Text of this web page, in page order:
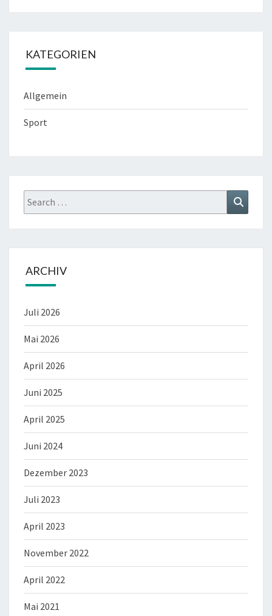
KATEGORIEN
Allgemein
Sport
Search
for:
ARCHIV
Juli 2026
Mai 2026
April 2026
Juni 2025
April 2025
Juni 2024
Dezember 2023
Juli 2023
April 2023
November 2022
April 2022
Mai 2021